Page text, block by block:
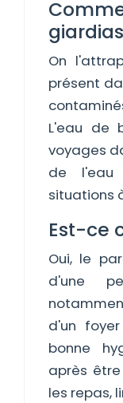
On
présent
L'eau de
voyages
de l'eau
situations
Est-ce
Oui, le
d'une
d'un
bonne
après
les repas,